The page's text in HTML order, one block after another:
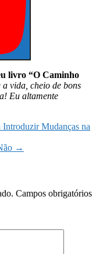
livro “O Caminho
vida, cheio de bons
Eu altamente
Introduzir Mudanças na
→
Campos obrigatórios